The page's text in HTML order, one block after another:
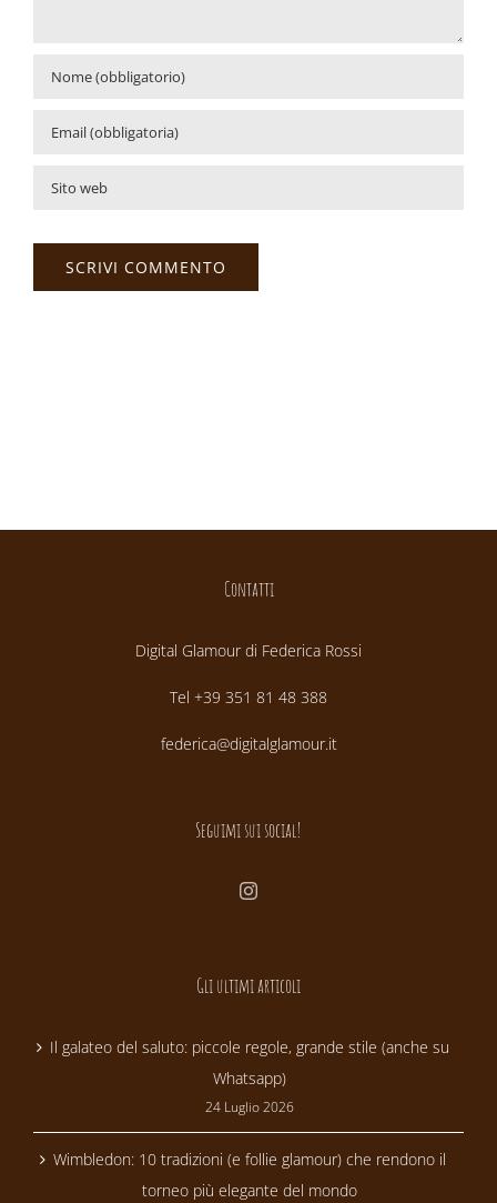
Contatti
Digital Glamour di Federica Rossi
Tel +39 351 81 48 388
federica@digitalglamour.it
Seguimi sui social!
Gli ultimi articoli
Il galateo del saluto: piccole regole, grande stile (anche su
Whatsapp)
24 Luglio 2026
Wimbledon: 10 tradizioni (e follie glamour) che rendono il
torneo più elegante del mondo